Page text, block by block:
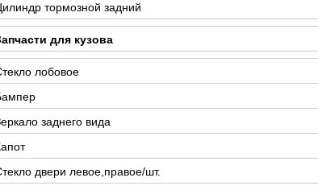
тормозной задний
для кузова
лобовое
заднего вида
двери левое,правое/шт.